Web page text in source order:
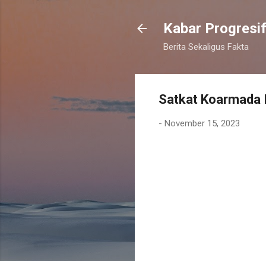
Kabar Progresif
Berita Sekaligus Fakta
Satkat Koarmada
- November 15, 2023